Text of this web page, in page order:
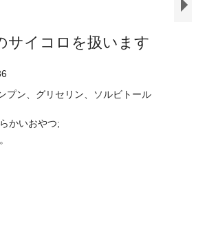
サイコロを扱います
プン、グリセリン、ソルビトール
かいおやつ;